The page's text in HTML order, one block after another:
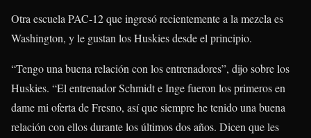
Otra escuela PAC-12 que ingresó recientemente a la mezcla es
Washington, y le gustan los Huskies desde el principio.
“Tengo una buena relación con los entrenadores”, dijo sobre los
Huskies. “El entrenador Schmidt e Inge fueron los primeros en
dame mi oferta de Fresno, así que siempre he tenido una buena
relación con ellos durante los últimos dos años. Dicen que les